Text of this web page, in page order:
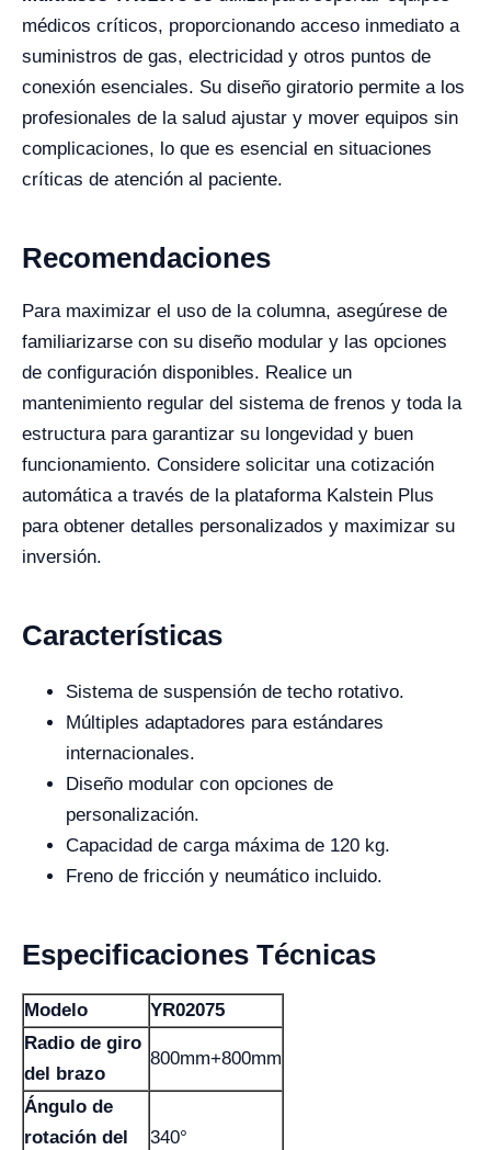
médicos críticos, proporcionando acceso inmediato a
suministros de gas, electricidad y otros puntos de
conexión esenciales. Su diseño giratorio permite a los
profesionales de la salud ajustar y mover equipos sin
complicaciones, lo que es esencial en situaciones
críticas de atención al paciente.
Recomendaciones
Para maximizar el uso de la columna, asegúrese de
familiarizarse con su diseño modular y las opciones
de configuración disponibles. Realice un
mantenimiento regular del sistema de frenos y toda la
estructura para garantizar su longevidad y buen
funcionamiento. Considere solicitar una cotización
automática a través de la plataforma Kalstein Plus
para obtener detalles personalizados y maximizar su
inversión.
Características
Sistema de suspensión de techo rotativo.
Múltiples adaptadores para estándares
internacionales.
Diseño modular con opciones de
personalización.
Capacidad de carga máxima de 120 kg.
Freno de fricción y neumático incluido.
Especificaciones Técnicas
Modelo
YR02075
Radio de giro
del brazo
800mm+800mm
Ángulo de
rotación del
340°